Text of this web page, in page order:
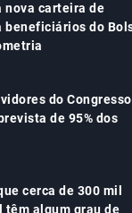
nova carteira de
beneficiários do
do Congresso
de 95% dos
cerca de 300 mil
têm algum grau de